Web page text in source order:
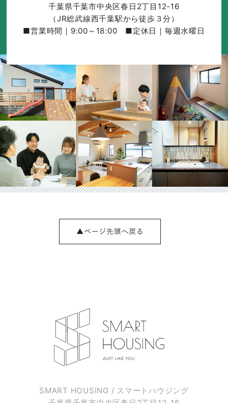
千葉県千葉市中央区春日2丁目12-16
（JR総武線西千葉駅から徒歩３分）
■営業時間｜9:00～18:00 ■定休日｜毎週水曜日
SMART HOUSING / スマートハウジング